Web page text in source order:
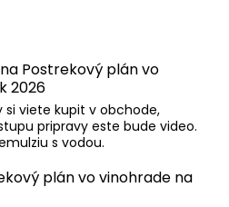
na Postrekový plán vo
2026
si viete kupit v obchode,
pripravy este bude video.
s vodou.
plán vo vinohrade na